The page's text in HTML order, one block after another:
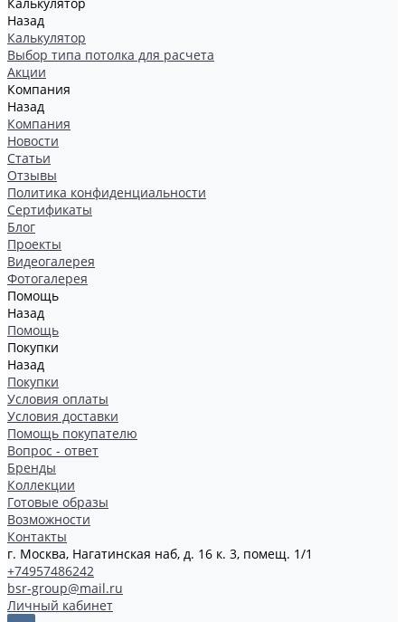
Назад
Калькулятор
Выбор типа потолка для расчета
Акции
Компания
Назад
Компания
Новости
Статьи
Отзывы
Политика конфиденциальности
Сертификаты
Блог
Проекты
Видеогалерея
Фотогалерея
Помощь
Назад
Помощь
Покупки
Назад
Покупки
Условия оплаты
Условия доставки
Помощь покупателю
Вопрос - ответ
Бренды
Коллекции
Готовые образы
Возможности
Контакты
г. Москва, Нагатинская наб, д. 16 к. 3, помещ. 1/1
+74957486242
bsr-group@mail.ru
Личный кабинет